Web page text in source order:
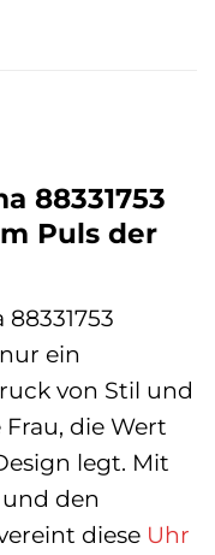
88331753
Puls der
88331753
ein
von Stil und
die Wert
legt. Mit
den
diese Uhr